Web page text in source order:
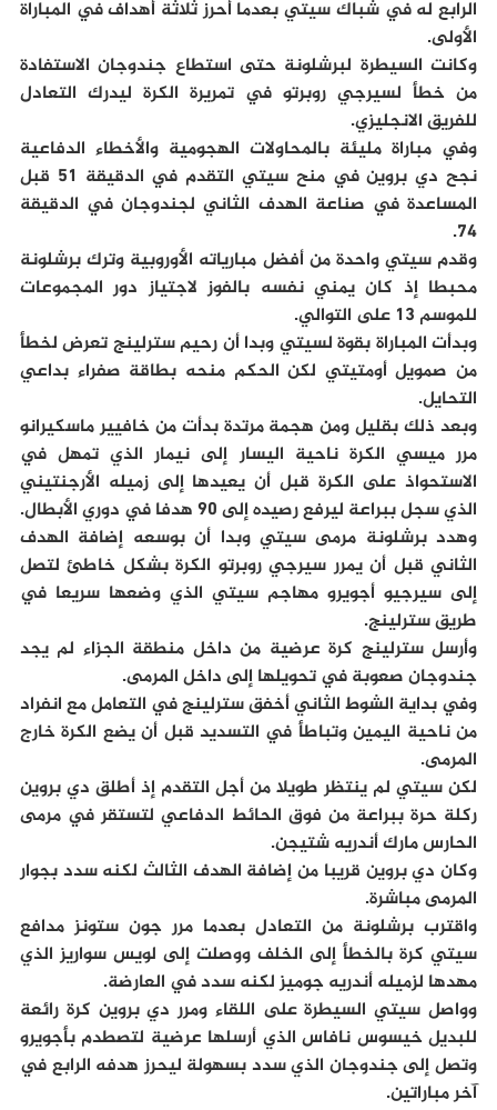
الرابع له في شباك سيتي بعدما أحرز ثلاثة أهداف في المباراة
الأولى.
وكانت السيطرة لبرشلونة حتى استطاع جندوجان الاستفادة
من خطأ لسيرجي روبرتو في تمريرة الكرة ليدرك التعادل
للفريق الانجليزي.
وفي مباراة مليئة بالمحاولات الهجومية والأخطاء الدفاعية
نجح دي بروين في منح سيتي التقدم في الدقيقة 51 قبل
المساعدة في صناعة الهدف الثاني لجندوجان في الدقيقة
74.
وقدم سيتي واحدة من أفضل مبارياته الأوروبية وترك برشلونة
محبطا إذ كان يمني نفسه بالفوز لاجتياز دور المجموعات
للموسم 13 على التوالي.
وبدأت المباراة بقوة لسيتي وبدا أن رحيم سترلينج تعرض لخطأ
من صمويل أومتيتي لكن الحكم منحه بطاقة صفراء بداعي
التحايل.
وبعد ذلك بقليل ومن هجمة مرتدة بدأت من خافيير ماسكيرانو
مرر ميسي الكرة ناحية اليسار إلى نيمار الذي تمهل في
الاستحواذ على الكرة قبل أن يعيدها إلى زميله الأرجنتيني
الذي سجل ببراعة ليرفع رصيده إلى 90 هدفا في دوري الأبطال.
وهدد برشلونة مرمى سيتي وبدا أن بوسعه إضافة الهدف
الثاني قبل أن يمرر سيرجي روبرتو الكرة بشكل خاطئ لتصل
إلى سيرجيو أجويرو مهاجم سيتي الذي وضعها سريعا في
طريق سترلينج.
وأرسل سترلينج كرة عرضية من داخل منطقة الجزاء لم يجد
جندوجان صعوبة في تحويلها إلى داخل المرمى.
وفي بداية الشوط الثاني أخفق سترلينج في التعامل مع انفراد
من ناحية اليمين وتباطأ في التسديد قبل أن يضع الكرة خارج
المرمى.
لكن سيتي لم ينتظر طويلا من أجل التقدم إذ أطلق دي بروين
ركلة حرة ببراعة من فوق الحائط الدفاعي لتستقر في مرمى
الحارس مارك أندريه شتيجن.
وكان دي بروين قريبا من إضافة الهدف الثالث لكنه سدد بجوار
المرمى مباشرة.
واقترب برشلونة من التعادل بعدما مرر جون ستونز مدافع
سيتي كرة بالخطأ إلى الخلف ووصلت إلى لويس سواريز الذي
مهدها لزميله أندريه جوميز لكنه سدد في العارضة.
وواصل سيتي السيطرة على اللقاء ومرر دي بروين كرة رائعة
للبديل خيسوس نافاس الذي أرسلها عرضية لتصطدم بأجويرو
وتصل إلى جندوجان الذي سدد بسهولة ليحرز هدفه الرابع في
آخر مباراتين.